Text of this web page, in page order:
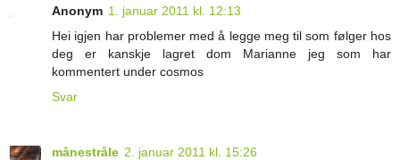
Anonym 1. januar 2011 kl. 12:13
Hei igjen har problemer med å legge meg til som følger hos
deg er kanskje lagret dom Marianne jeg som har
kommentert under cosmos
Svar
månestråle 2. januar 2011 kl. 15:26